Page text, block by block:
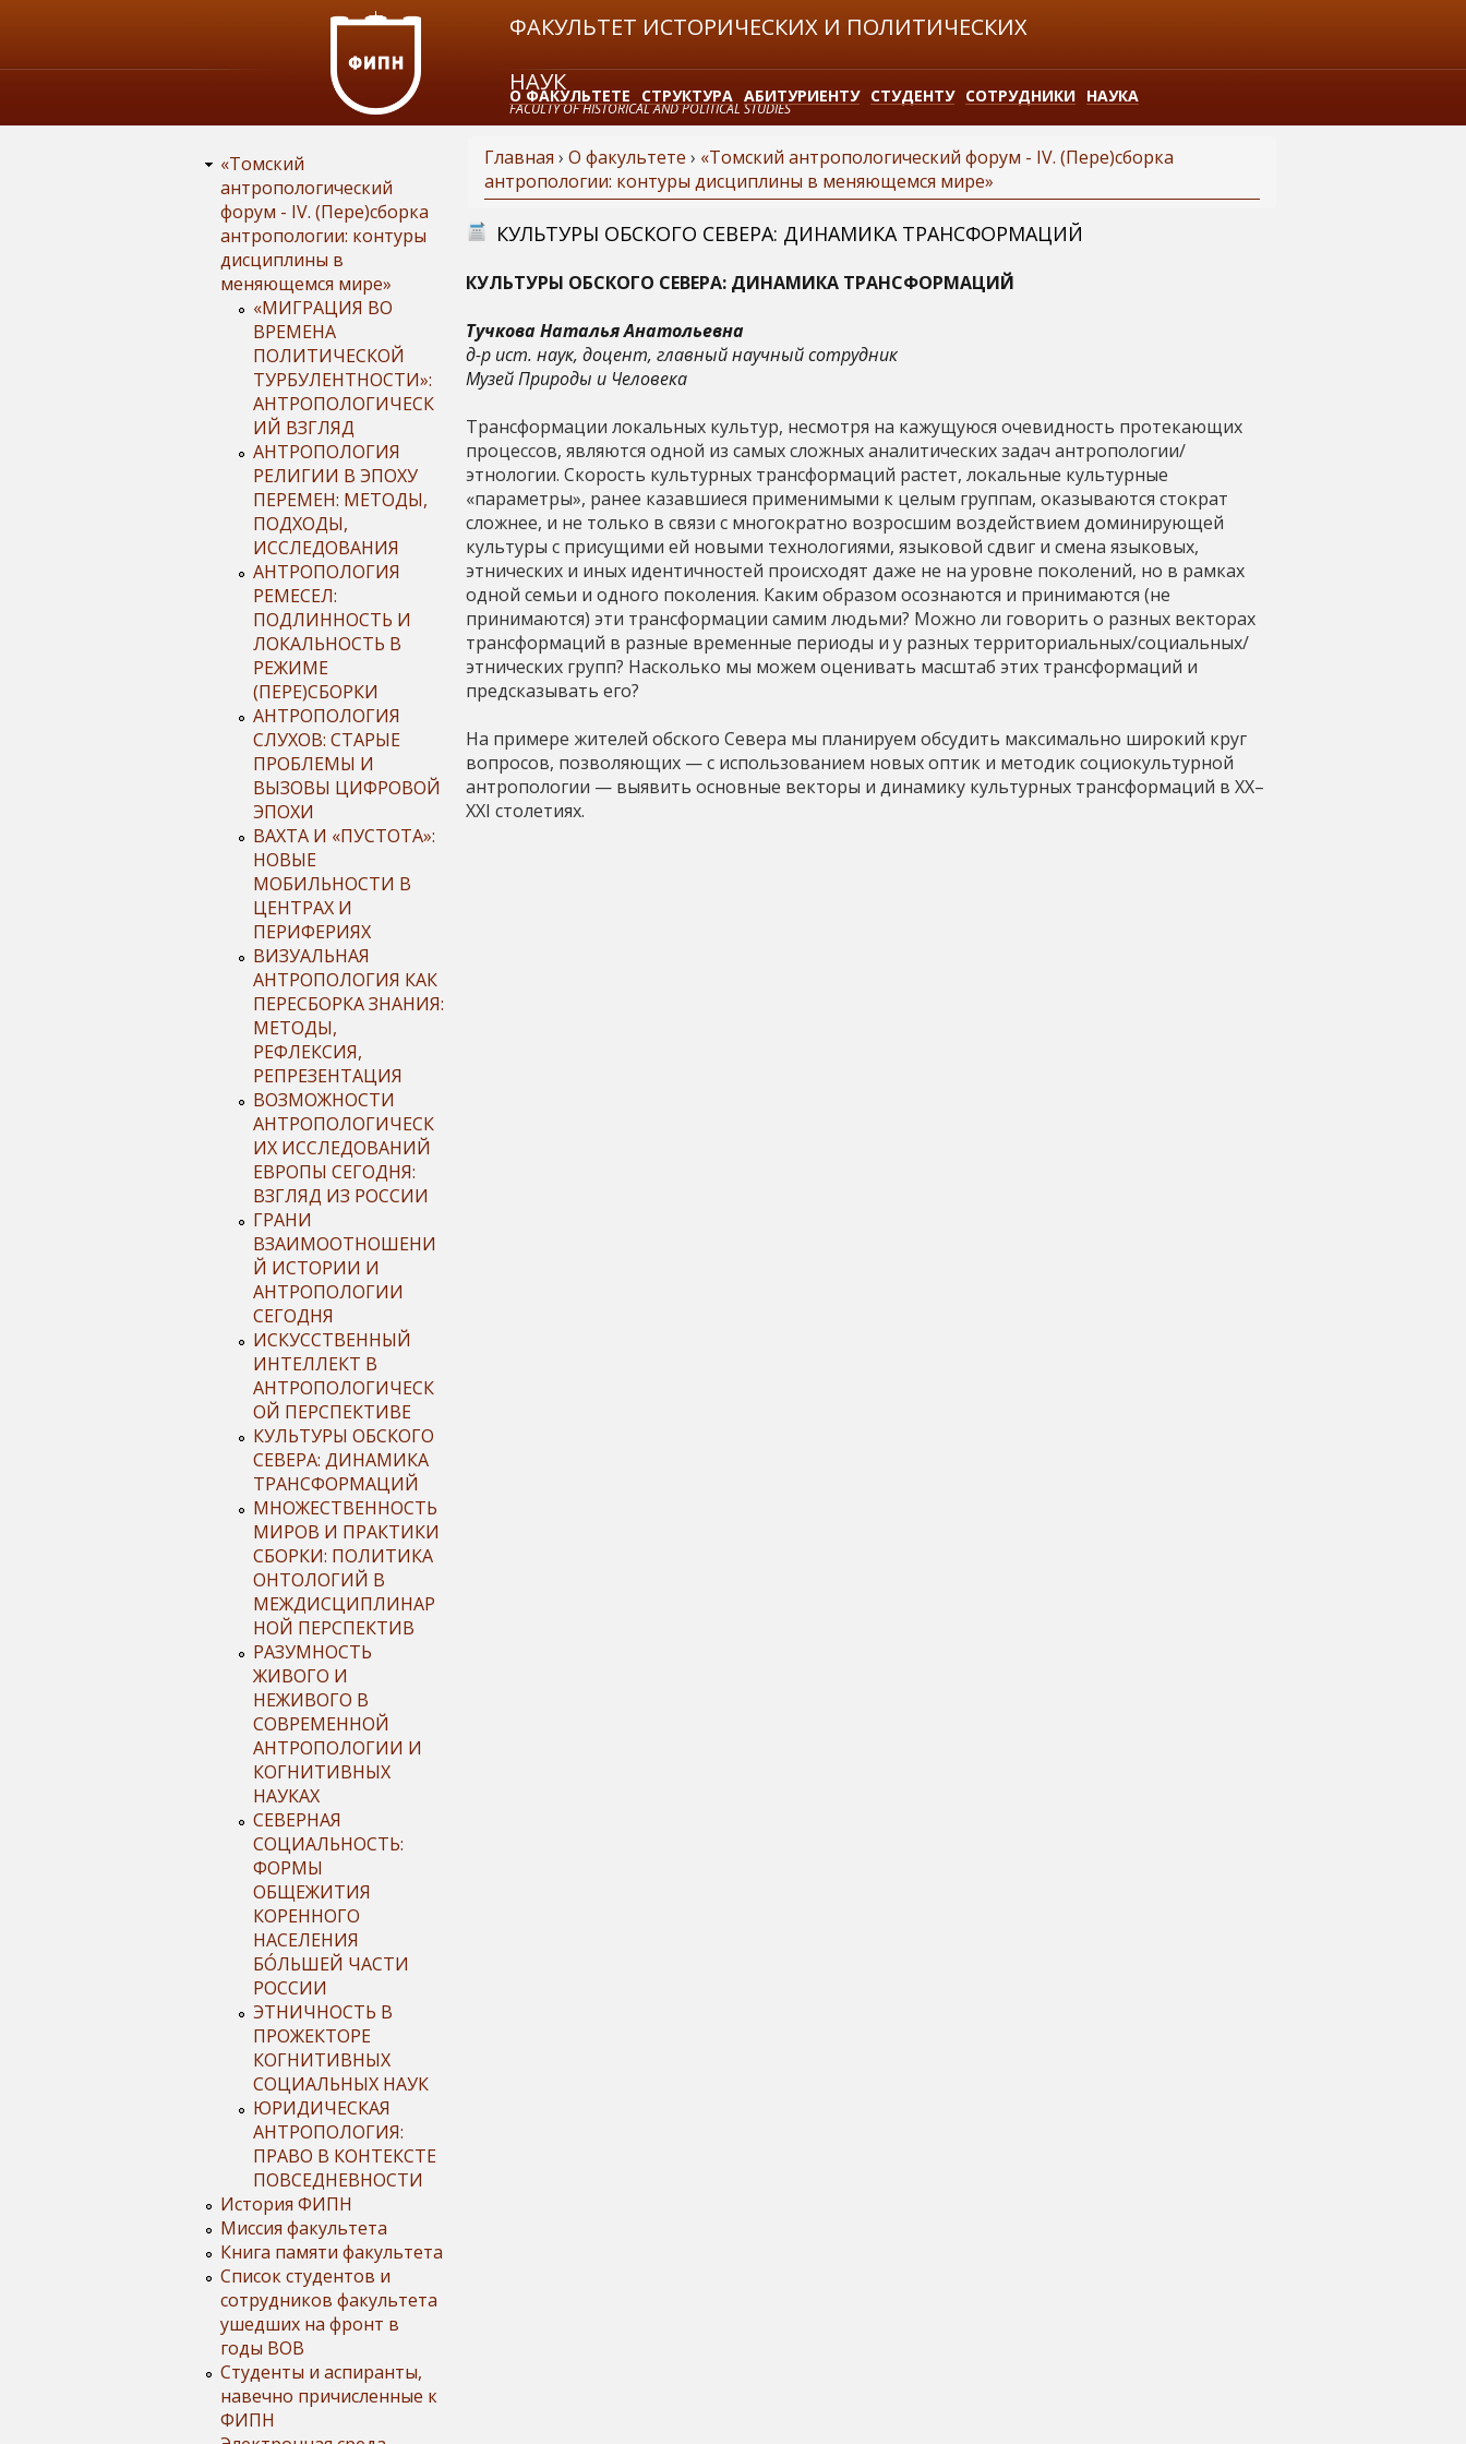
Jump to navigation
ФАКУЛЬТЕТ ИСТОРИЧЕСКИХ И ПОЛИТИЧЕСКИХ
НАУК
FACULTY OF HISTORICAL AND POLITICAL STUDIES
О ФАКУЛЬТЕТЕ СТРУКТУРА АБИТУРИЕНТУ СТУДЕНТУ СОТРУДНИКИ НАУКА
ЗАКАЗАТЬ СПРАВКУ
В
ы
з
д
с
ь
Главная › О факультете › «Томский антропологический форум - IV. (Пере)сборка
антропологии: контуры дисциплины в меняющемся мире»
КУЛЬТУРЫ ОБСКОГО СЕВЕРА: ДИНАМИКА ТРАНСФОРМАЦИЙ
КУЛЬТУРЫ ОБСКОГО СЕВЕРА: ДИНАМИКА ТРАНСФОРМАЦИЙ
Тучкова Наталья Анатольевна
д-р ист. наук, доцент, главный научный сотрудник
Музей Природы и Человека
Трансформации локальных культур, несмотря на кажущуюся очевидность протекающих
процессов, являются одной из самых сложных аналитических задач антропологии/
этнологии. Скорость культурных трансформаций растет, локальные культурные
«параметры», ранее казавшиеся применимыми к целым группам, оказываются стократ
сложнее, и не только в связи с многократно возросшим воздействием доминирующей
культуры с присущими ей новыми технологиями, языковой сдвиг и смена языковых,
этнических и иных идентичностей происходят даже не на уровне поколений, но в рамках
одной семьи и одного поколения. Каким образом осознаются и принимаются (не
принимаются) эти трансформации самим людьми? Можно ли говорить о разных векторах
трансформаций в разные временные периоды и у разных территориальных/социальных/
этнических групп? Насколько мы можем оценивать масштаб этих трансформаций и
предсказывать его?
На примере жителей обского Севера мы планируем обсудить максимально широкий круг
вопросов, позволяющих — с использованием новых оптик и методик социокультурной
антропологии — выявить основные векторы и динамику культурных трансформаций в XX–
XXI столетиях.
«Томский
антропологический
форум - IV. (Пере)сборка
антропологии: контуры
дисциплины в
меняющемся мире»
«МИГРАЦИЯ ВО
ВРЕМЕНА
ПОЛИТИЧЕСКОЙ
ТУРБУЛЕНТНОСТИ»:
АНТРОПОЛОГИЧЕСК
ИЙ ВЗГЛЯД
АНТРОПОЛОГИЯ
РЕЛИГИИ В ЭПОХУ
ПЕРЕМЕН: МЕТОДЫ,
ПОДХОДЫ,
ИССЛЕДОВАНИЯ
АНТРОПОЛОГИЯ
РЕМЕСЕЛ:
ПОДЛИННОСТЬ И
ЛОКАЛЬНОСТЬ В
РЕЖИМЕ
(ПЕРЕ)СБОРКИ
АНТРОПОЛОГИЯ
СЛУХОВ: СТАРЫЕ
ПРОБЛЕМЫ И
ВЫЗОВЫ ЦИФРОВОЙ
ЭПОХИ
ВАХТА И «ПУСТОТА»:
НОВЫЕ
МОБИЛЬНОСТИ В
ЦЕНТРАХ И
ПЕРИФЕРИЯХ
ВИЗУАЛЬНАЯ
АНТРОПОЛОГИЯ КАК
ПЕРЕСБОРКА ЗНАНИЯ:
МЕТОДЫ,
РЕФЛЕКСИЯ,
РЕПРЕЗЕНТАЦИЯ
ВОЗМОЖНОСТИ
АНТРОПОЛОГИЧЕСК
ИХ ИССЛЕДОВАНИЙ
ЕВРОПЫ СЕГОДНЯ:
ВЗГЛЯД ИЗ РОССИИ
ГРАНИ
ВЗАИМООТНОШЕНИ
Й ИСТОРИИ И
АНТРОПОЛОГИИ
СЕГОДНЯ
ИСКУССТВЕННЫЙ
ИНТЕЛЛЕКТ В
АНТРОПОЛОГИЧЕСК
ОЙ ПЕРСПЕКТИВЕ
КУЛЬТУРЫ ОБСКОГО
СЕВЕРА: ДИНАМИКА
ТРАНСФОРМАЦИЙ
МНОЖЕСТВЕННОСТЬ
МИРОВ И ПРАКТИКИ
СБОРКИ: ПОЛИТИКА
ОНТОЛОГИЙ В
МЕЖДИСЦИПЛИНАР
НОЙ ПЕРСПЕКТИВ
РАЗУМНОСТЬ
ЖИВОГО И
НЕЖИВОГО В
СОВРЕМЕННОЙ
АНТРОПОЛОГИИ И
КОГНИТИВНЫХ
НАУКАХ
СЕВЕРНАЯ
СОЦИАЛЬНОСТЬ:
ФОРМЫ
ОБЩЕЖИТИЯ
КОРЕННОГО
НАСЕЛЕНИЯ
БÓЛЬШЕЙ ЧАСТИ
РОССИИ
ЭТНИЧНОСТЬ В
ПРОЖЕКТОРЕ
КОГНИТИВНЫХ
СОЦИАЛЬНЫХ НАУК
ЮРИДИЧЕСКАЯ
АНТРОПОЛОГИЯ:
ПРАВО В КОНТЕКСТЕ
ПОВСЕДНЕВНОСТИ
История ФИПН
Миссия факультета
Книга памяти факультета
Список студентов и
сотрудников факультета
ушедших на фронт в
годы ВОВ
Студенты и аспиранты,
навечно причисленные к
ФИПН